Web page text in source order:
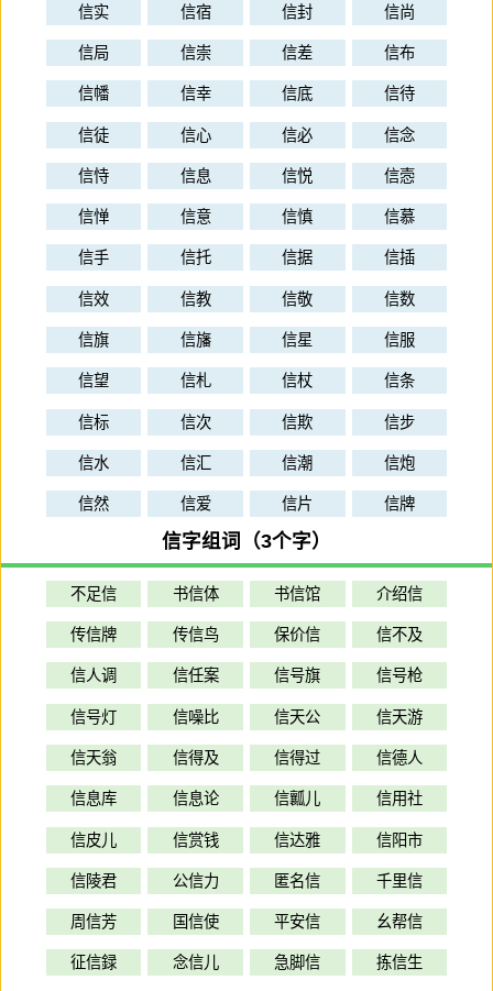
信实 信宿 信封 信尚
信局 信崇 信差 信布
信幡 信幸 信底 信待
信徒 信心 信必 信念
信恃 信息 信悦 信悫
信惮 信意 信慎 信慕
信手 信托 信据 信插
信效 信教 信敬 信数
信旗 信旛 信星 信服
信望 信札 信杖 信条
信标 信次 信欺 信步
信水 信汇 信潮 信炮
信然 信爱 信片 信牌
信字组词（3个字）
不足信 书信体 书信馆 介绍信
传信牌 传信鸟 保价信 信不及
信人调 信任案 信号旗 信号枪
信号灯 信噪比 信天公 信天游
信天翁 信得及 信得过 信德人
信息库 信息论 信瓤儿 信用社
信皮儿 信赏钱 信达雅 信阳市
信陵君 公信力 匿名信 千里信
周信芳 国信使 平安信 幺帮信
征信録 念信儿 急脚信 拣信生